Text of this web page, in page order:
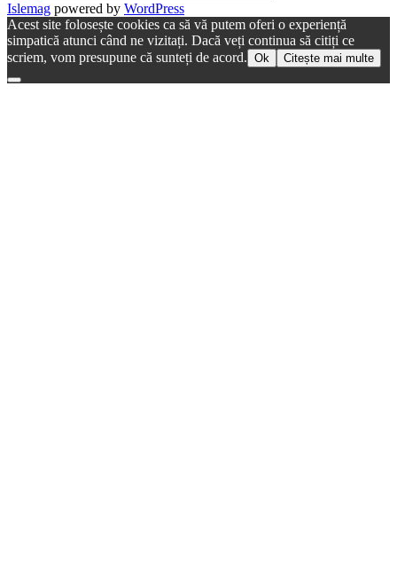
Islemag powered by WordPress
Acest site folosește cookies ca să vă putem oferi o experiență
simpatică atunci când ne vizitați. Dacă veți continua să citiți ce
scriem, vom presupune că sunteți de acord. Ok Citește mai multe